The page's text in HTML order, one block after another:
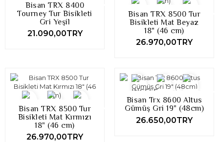
Bisan TRX 8400
Tourney Tur Bisikleti
Gri Yeşil
21.090,00TRY
Bisan TRX 8500 Tur
Bisikleti Mat Beyaz
18" (46 cm)
26.970,00TRY
Bisan TRX 8500 Tur
Bisikleti Mat Kırmızı
18" (46 cm)
26.970,00TRY
Bisan Trx 8600 Altus
Gümüş Gri 19" (48cm)
26.650,00TRY